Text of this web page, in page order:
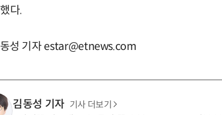
다.
성 기자 estar@etnews.com
김동성 기자 기사 더보기